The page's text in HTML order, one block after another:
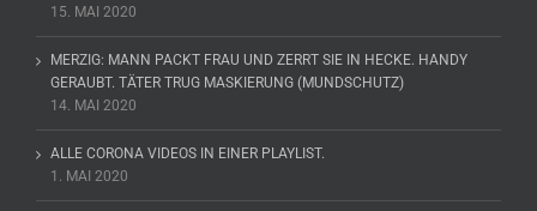
15. MAI 2020
MERZIG: MANN PACKT FRAU UND ZERRT SIE IN HECKE. HANDY
GERAUBT. TÄTER TRUG MASKIERUNG (MUNDSCHUTZ)
14. MAI 2020
ALLE CORONA VIDEOS IN EINER PLAYLIST.
1. MAI 2020